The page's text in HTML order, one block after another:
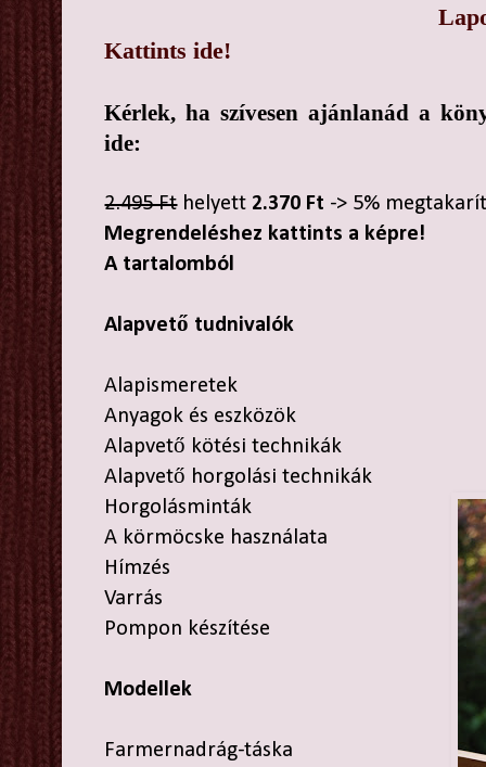
Kattints ide!
Kérlek, ha szívesen ajánlanád a
ide:
2.495 Fthelyett 2.370 Ft -> 5%
Megrendeléshez kattints a képre!
A tartalomból
Alapvető tudnivalók
Alapismeretek
Anyagok és eszközök
Alapvető kötési technikák
Alapvető horgolási technikák
Horgolásminták
A körmöcske használata
Hímzés
Varrás
Pompon készítése
Modellek
Farmernadrág-táska